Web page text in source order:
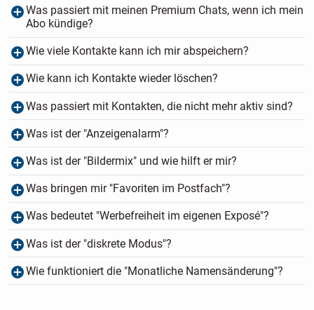
Was passiert mit meinen Premium Chats, wenn ich mein
Abo kündige?
Wie viele Kontakte kann ich mir abspeichern?
Wie kann ich Kontakte wieder löschen?
Was passiert mit Kontakten, die nicht mehr aktiv sind?
Was ist der "Anzeigenalarm"?
Was ist der "Bildermix" und wie hilft er mir?
Was bringen mir "Favoriten im Postfach"?
Was bedeutet "Werbefreiheit im eigenen Exposé"?
Was ist der "diskrete Modus"?
Wie funktioniert die "Monatliche Namensänderung"?